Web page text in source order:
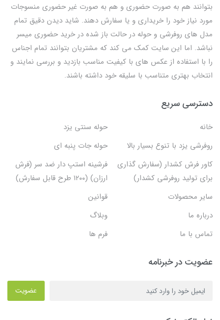
بتوانند هم به صورت حضوری و هم به صورت غیر حضوری منسوجات
مورد نیاز خود را خریداری و یا سفارش دهند. شاید دیدن دقیق تمام
مدل های روفرشی و حوله در حالت باز شده در خرید حضوری میسر
نباشد. اما این سایت کمک می کند که مشتریان بتوانند تمام اجناس
را با استفاده از عکس های با کیفیت مناسب بازدید و بررسی نمایند و
انتخاب بهتری متناسب با سلیقه خود داشته باشند.
دسترسی سریع
خانه
حوله سنتی یزد
روفرشی یزد با تنوع بسیار بالا
حوله جات پنبه ای
کاور فرش کشدار (سفارش گذاری
برای تولید روفرشی کشدار)
فرشینه استپ دار ضد سر (فرش
ارزان) (۱۲۰۰ طرح قابل سفارش)
سایر محصولات
قوانین
درباره ما
وبلاگ
تماس با ما
فرم ها
عضویت در خبرنامه
عضویت